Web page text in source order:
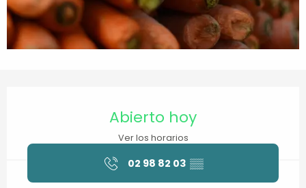
Abierto hoy
Ver los horarios
02 98 82 03 ▒▒